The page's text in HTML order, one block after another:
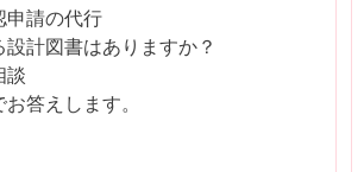
請の代行
計図書はありますか？
談
答えします。